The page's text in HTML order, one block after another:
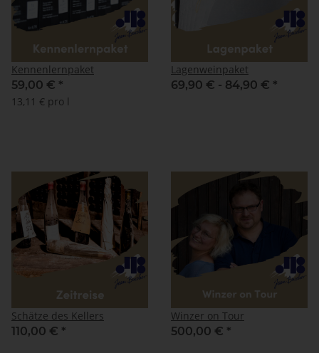
Kennenlernpaket
59,00 € *
13,11 € pro l
Lagenweinpaket
69,90 € - 84,90 € *
Schätze des Kellers
110,00 € *
Winzer on Tour
500,00 € *